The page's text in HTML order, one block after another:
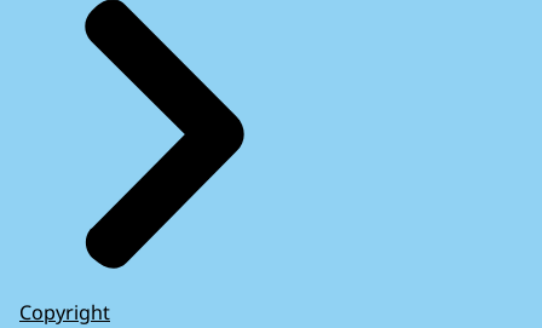
Copyright